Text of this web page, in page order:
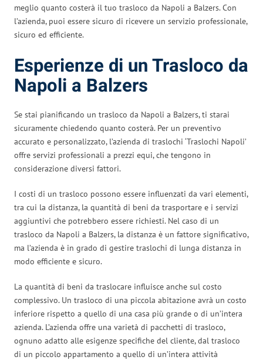
meglio quanto costerà il tuo trasloco da Napoli a Balzers. Con
l’azienda, puoi essere sicuro di ricevere un servizio professionale,
sicuro ed efficiente.
Esperienze di un Trasloco da
Napoli a Balzers
Se stai pianificando un trasloco da Napoli a Balzers, ti starai
sicuramente chiedendo quanto costerà. Per un preventivo
accurato e personalizzato, l’azienda di traslochi ‘Traslochi Napoli’
offre servizi professionali a prezzi equi, che tengono in
considerazione diversi fattori.
I costi di un trasloco possono essere influenzati da vari elementi,
tra cui la distanza, la quantità di beni da trasportare e i servizi
aggiuntivi che potrebbero essere richiesti. Nel caso di un
trasloco da Napoli a Balzers, la distanza è un fattore significativo,
ma l’azienda è in grado di gestire traslochi di lunga distanza in
modo efficiente e sicuro.
La quantità di beni da traslocare influisce anche sul costo
complessivo. Un trasloco di una piccola abitazione avrà un costo
inferiore rispetto a quello di una casa più grande o di un’intera
azienda. L’azienda offre una varietà di pacchetti di trasloco,
ognuno adatto alle esigenze specifiche del cliente, dal trasloco
di un piccolo appartamento a quello di un’intera attività